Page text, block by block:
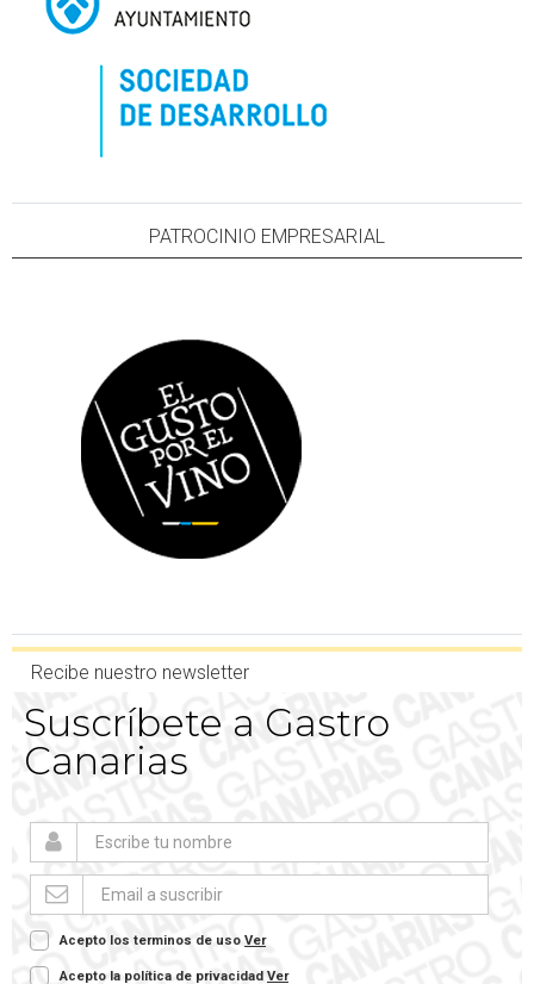
PATROCINIO EMPRESARIAL
Recibe nuestro newsletter
Suscríbete a Gastro
Canarias
Acepto los terminos de uso Ver
Acepto la política de privacidad Ver